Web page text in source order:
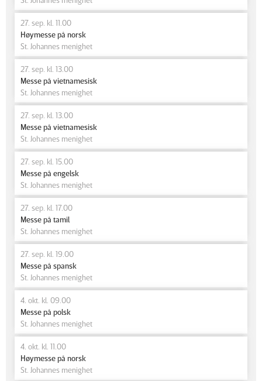
27. sep. kl. 11.00
Høymesse på norsk
St. Johannes menighet
27. sep. kl. 13.00
Messe på vietnamesisk
St. Johannes menighet
27. sep. kl. 13.00
Messe på vietnamesisk
St. Johannes menighet
27. sep. kl. 15.00
Messe på engelsk
St. Johannes menighet
27. sep. kl. 17.00
Messe på tamil
St. Johannes menighet
27. sep. kl. 19.00
Messe på spansk
St. Johannes menighet
4. okt. kl. 09.00
Messe på polsk
St. Johannes menighet
4. okt. kl. 11.00
Høymesse på norsk
St. Johannes menighet